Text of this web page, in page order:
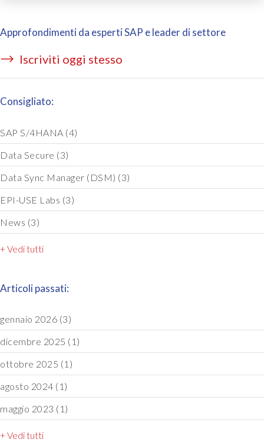
Approfondimenti da esperti SAP e leader di settore
Iscriviti oggi stesso
Consigliato:
SAP S/4HANA (4)
Data Secure (3)
Data Sync Manager (DSM) (3)
EPI-USE Labs (3)
News (3)
+ Vedi tutti
Articoli passati:
gennaio 2026 (3)
dicembre 2025 (1)
ottobre 2025 (1)
agosto 2024 (1)
maggio 2023 (1)
+ Vedi tutti